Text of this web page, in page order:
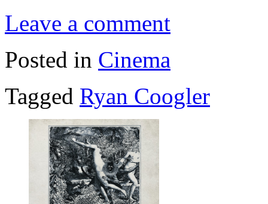
Leave a comment
Posted in Cinema
Tagged Ryan Coogler